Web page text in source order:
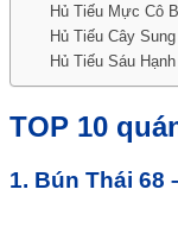
Hủ Tiếu Mực Cô
Hủ Tiếu Cây Sung
Hủ Tiếu Sáu Hạnh
TOP 10
1. Bún Thái 68